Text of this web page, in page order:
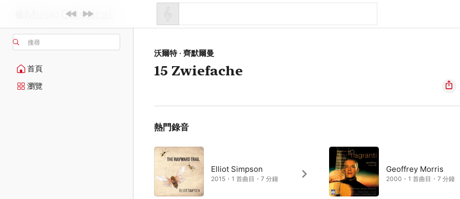
搜尋
首頁
瀏覽
沃爾特 · 齊默爾曼
15 Zwiefache
熱門錄音
Elliot Simpson
2015・1 首曲目・7 分鐘
Geoffrey Morris
2000・1 首曲目・7 分鐘